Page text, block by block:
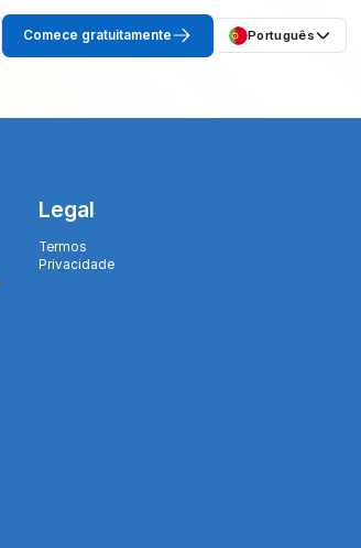
Comece gratuitamente Português
Legal
Termos
Privacidade